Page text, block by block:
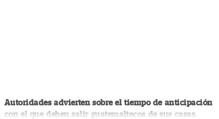
Autoridades advierten sobre el tiempo de anticipación
con el que deben salir guatemaltecos de sus casas.